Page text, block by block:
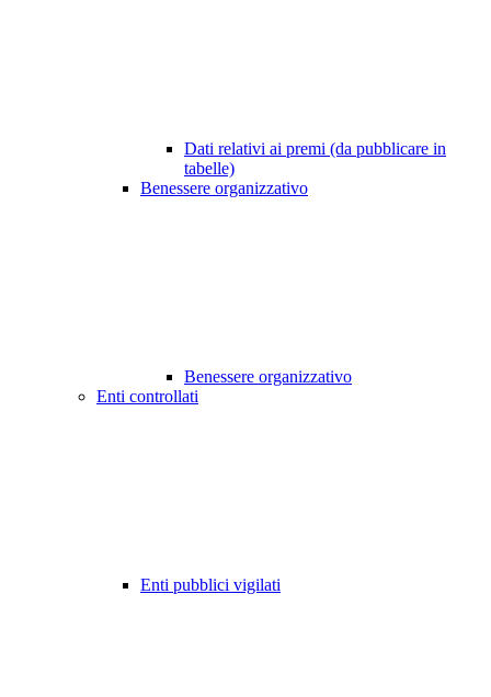
Dati relativi ai premi (da pubblicare in
tabelle)
Benessere organizzativo
Benessere organizzativo
Enti controllati
Enti pubblici vigilati